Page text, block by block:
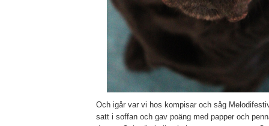
Och igår var vi hos kompisar och såg
satt i soffan och gav poäng med papper och